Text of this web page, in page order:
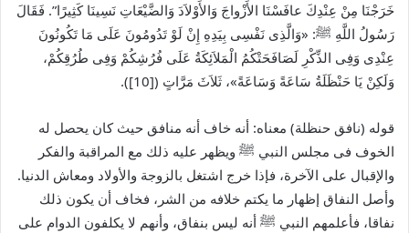
خَرَجْنَا مِنْ عِنْدِكَ عافَسْنَا الأَزْواجَ وَالأَوْلاَدَ وَالضَّيْعَاتِ نَسِينَا كَثِيرًا”. فَقَالَ
رَسُولُ اللَّهِ ﷺ: «وَالَّذِى نَفْسِى بِيَدِهِ إِنْ لَوْ تَدُومُونَ عَلَى مَا تَكُونُونَ
عِنْدِى وَفِى الذِّكْرِ لَصَافَحَتْكُمُ الْمَلاَئِكَةُ عَلَى فُرُشِكُمْ وَفِى طُرُقِكُمْ،
وَلَكِنْ يَا حَنْظَلَةُ سَاعَةً وَسَاعَةً»، ثَلاَثَ مَرَّاتٍ ([10]).
قوله (نافق حنظلة) معناه: أنه خاف أنه منافق حيث كان يحصل له
الخوف فى مجلس النبي ﷺ ويظهر عليه ذلك مع المراقبة والفكر
والإقبال على الآخرة، فإذا خرج اشتغل بالزوجة والأولاد ومعاش الدنيا.
وأصل النفاق إظهار ما يكتم خلافه من الشر، فخاف أن يكون ذلك
نفاقا، فأعلمهم النبي ﷺ أنه ليس بنفاق، وأنهم لا يكلفون الدوام على